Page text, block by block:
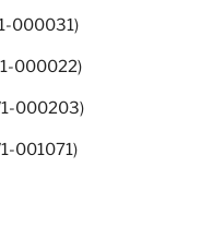
000031)
000022)
000203)
001071)